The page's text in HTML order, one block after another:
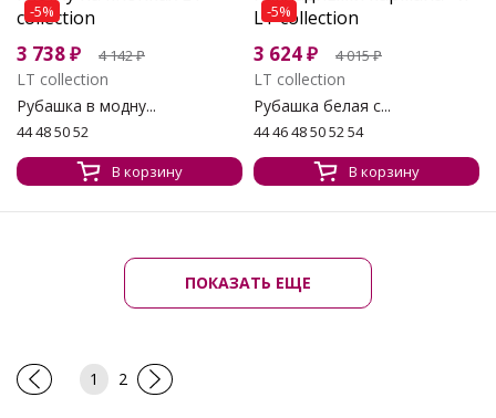
-5%
3 738₽ 4 142₽
LT collection
Рубашка в модну...
44 48 50 52
В корзину
-5%
3 624₽ 4 015₽
LT collection
Рубашка белая с...
44 46 48 50 52 54
В корзину
ПОКАЗАТЬ ЕЩЕ
1 2